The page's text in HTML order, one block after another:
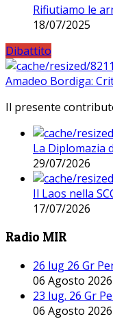
Rifiutiamo le
18/07/2025
Dibattito
Amadeo Bordiga:
Il presente
La Diplomazia
29/07/2026
Il Laos nella
17/07/2026
Radio MIR
26 lug 26 Gr
06 Agosto 2026
23 lug. 26 Gr
06 Agosto 2026